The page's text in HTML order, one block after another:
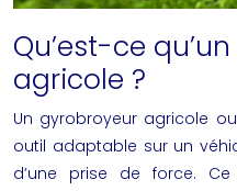
Qu’est-ce
agricole ?
Un gyrobroyeur agricole
outil adaptable sur un
d’une prise de force.